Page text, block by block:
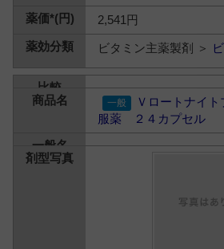
2,541円
ビタミン主薬製剤 ＞
Ｖロートナイ
服薬 ２４カプセル